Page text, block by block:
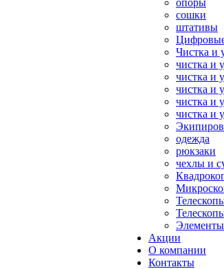
опоры
сошки
штативы
Чистка и
чистка и
чистка и
чистка и
чистка и
чистка и
одежда
рюкзаки
чехлы и
Акции
О компании
Контакты